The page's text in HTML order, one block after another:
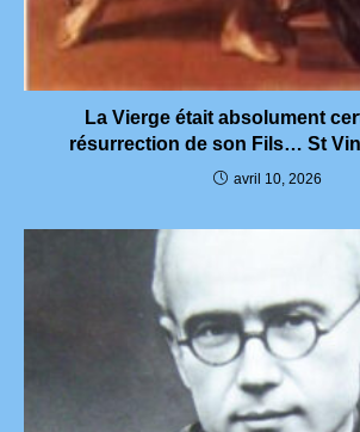
La Vierge était absolument
résurrection de son Fils… St
avril 10, 2026